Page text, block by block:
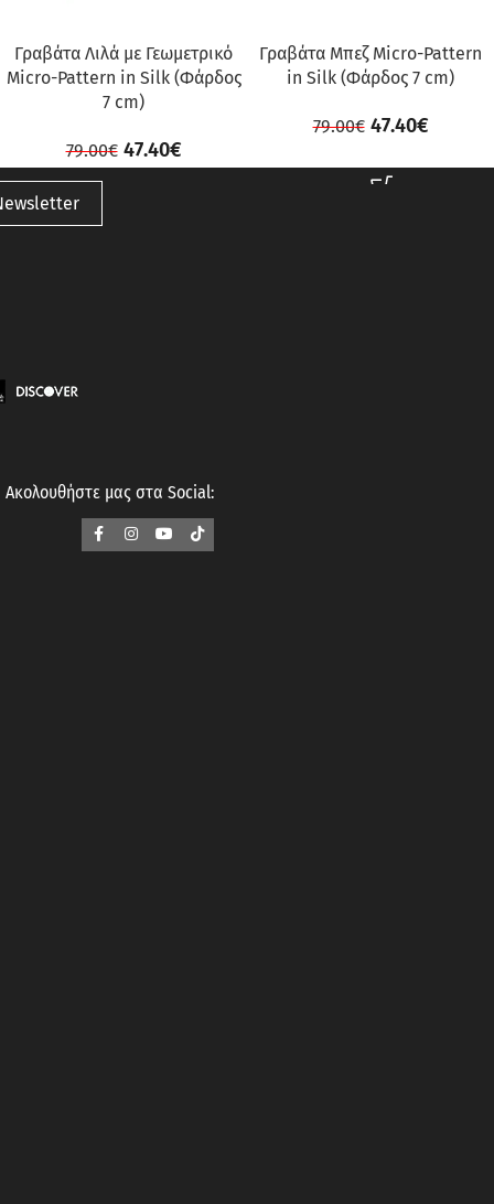
Γραβάτα Λιλά με Γεωμετρικό
Micro-Pattern in Silk (Φάρδος
7 cm)
79.00€ 47.40€
Γραβάτα Μπεζ Micro-Pattern
in Silk (Φάρδος 7 cm)
79.00€ 47.40€
Ακολουθήστε μας στα Social: